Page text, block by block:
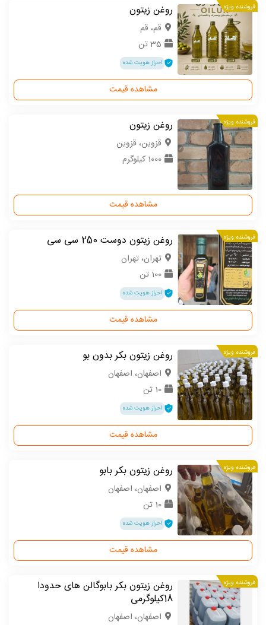
فروشنده ویژه روغن زیتون
قم، قم
35 تن
احراز هویت شده
مشاهده قیمت
فروشنده ویژه روغن زیتون
قزوین، قزوین
1000 کیلوگرم
مشاهده قیمت
فروشنده ویژه روغن زیتون دوست 250 سی سی
تهران، تهران
100 تن
احراز هویت شده
مشاهده قیمت
فروشنده ویژه روغن زیتون بکر بدون بو
اصفهان، اصفهان
10 تن
احراز هویت شده
مشاهده قیمت
فروشنده ویژه روغن زیتون بکر بابو
اصفهان، اصفهان
10 تن
احراز هویت شده
مشاهده قیمت
فروشنده ویژه
روغن زیتون بکر بابوگالن های حدودا
18کیلوگرمی
اصفهان، اصفهان